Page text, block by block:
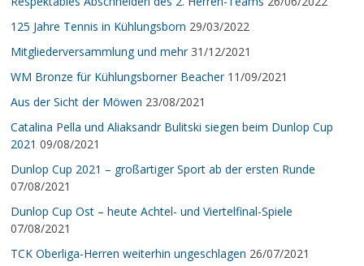
125 Jahre Tennis in Kühlungsborn 29/03/2022
Mitgliederversammlung und mehr 31/12/2021
WM Bronze für Kühlungsborner Beacher 11/09/2021
Aus der Sicht der Möwen 23/08/2021
Catalina Pella und Aliaksandr Bulitski siegen beim Dunlop Cup
2021 09/08/2021
Dunlop Cup 2021 – großartiger Sport ab der ersten Runde
07/08/2021
Dunlop Cup Ost – heute Achtel- und Viertelfinal-Spiele
07/08/2021
TCK Oberliga-Herren weiterhin ungeschlagen 26/07/2021